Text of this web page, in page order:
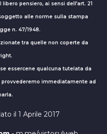
pensiero, ai sensi dell’art. 21
alle norme sulla stampa
n. 47/1948.
tra quelle non coperte da
essercene qualcuna tutelata da
immediatamente ad
il 1 Aprile 2017